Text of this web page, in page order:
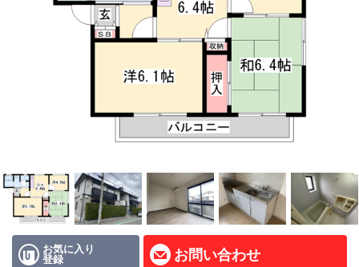
ペットOK物件
地域から探す
地図から探す
スタッフ紹介
お気に入り
登録 お問い合わせ